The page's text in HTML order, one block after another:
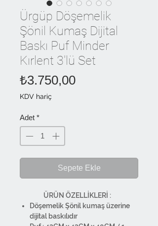
Ürgüp Döşemelik
Şönil Kumaş Dijital
Baskı Puf Minder
Kırlent 3'lü Set
₺3.750,00Fiyat
KDV hariç
Adet *
Sepete Ekle
ÜRÜN ÖZELLİKLERİ :
Döşemelik Şönil kumaş üzerine
dijital baskılıdır